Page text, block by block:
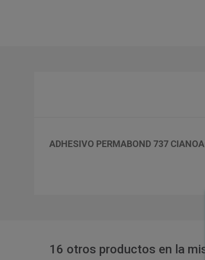
ADHESIVO PERMABOND 737
16 otros productos en la